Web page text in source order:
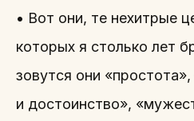
• Вот они, те нехитрые
которых я столько лет
зовутся они «простота»,
и достоинство»,